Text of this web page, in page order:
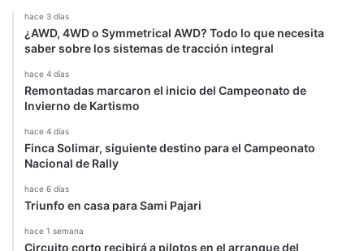
hace 3 días
¿AWD, 4WD o Symmetrical AWD? Todo lo que necesita
saber sobre los sistemas de tracción integral
hace 4 días
Remontadas marcaron el inicio del Campeonato de
Invierno de Kartismo
hace 4 días
Finca Solimar, siguiente destino para el Campeonato
Nacional de Rally
hace 6 días
Triunfo en casa para Sami Pajari
hace 1 semana
Circuito corto recibirá a pilotos en el arranque del